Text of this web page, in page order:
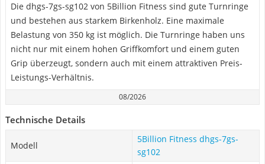
Die dhgs-7gs-sg102 von 5Billion Fitness sind gute Turnringe
und bestehen aus starkem Birkenholz. Eine maximale
Belastung von 350 kg ist möglich. Die Turnringe haben uns
nicht nur mit einem hohen Griffkomfort und einem guten
Grip überzeugt, sondern auch mit einem attraktiven Preis-
Leistungs-Verhältnis.
08/2026
Technische Details
Modell
5Billion Fitness dhgs-7gs-
sg102